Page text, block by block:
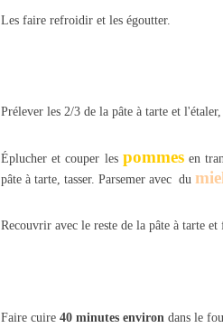
Les faire refroidir et les égoutter.
Prélever les 2/3 de la pâte à tarte et
Éplucher et couper les pommesen
pâte à tarte, tasser. Parsemer avec du
Recouvrir avec le reste de la pâte à tarte
Faire cuire 40 minutes environ dans le